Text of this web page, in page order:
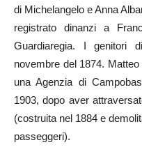
di Michelangelo e Anna
registrato dinanzi a
Guardiaregia. I genitori
novembre del 1874.
una Agenzia di
1903, dopo aver
(costruita nel 1884 e
passeggeri).